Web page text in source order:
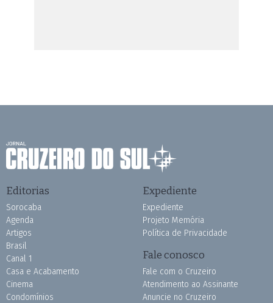
Editorias
Sorocaba
Agenda
Artigos
Brasil
Canal 1
Casa e Acabamento
Cinema
Condomínios
Expediente
Expediente
Projeto Memória
Política de Privacidade
Fale conosco
Fale com o Cruzeiro
Atendimento ao Assinante
Anuncie no Cruzeiro